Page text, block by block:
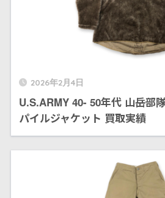
2026年2月4日
U.S.ARMY 40- 50年代 山岳部
パイルジャケット 買取実績